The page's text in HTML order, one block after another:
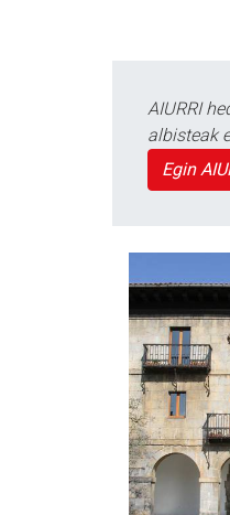
AIURRI
albisteak
Egin